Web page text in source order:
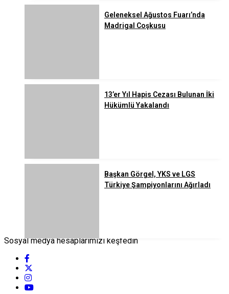
Geleneksel Ağustos Fuarı’nda
Madrigal Coşkusu
13’er Yıl Hapis Cezası Bulunan İki
Hükümlü Yakalandı
Başkan Görgel, YKS ve LGS
Türkiye Şampiyonlarını Ağırladı
Sosyal medya hesaplarımızı keşfedin